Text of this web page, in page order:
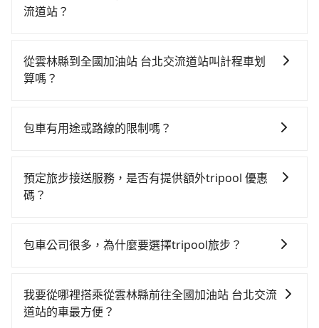
從最早06:21一直到22:32，嘉義-台北一天最多有59班次
達高鐵站後，步行進站、現場購票並於月台排隊的時間
約15分鐘，再乘坐67~101分鐘（平均89分）的高鐵從嘉
鐘、車費300元後，抵達全國加油站 台北交流道站 (台北
元。不過雲林縣領有合法執照的計程車僅有200多輛，計
程車的密度為雙北的0.4%，換句話說，臨時要叫小黃的
漫天喊價或恣意繞路。但如果全程使用tripool並到府專
擔10元車資，而且更會額外浪費時間在轉乘與等車上，
現在還不馬上來預約tripool！如果你是三人以下要乘
流道站？
時不需要閉目養神（因為要自己開車），最重要的是你
當天就要來回，那在雲林路邊可隨租隨借的iRent應該是
縣（北港鎮）到全國加油站 台北交流道站的花費預估為
時40元路邊停車費用預估進去，但額外的汽車保險與可
能的罰單都需自付。再者，和運的iRent只提供最基本的
或九人座可供選擇，而且無人租車最令人詬病的就是車
樣。另外，偶爾也會遇到明明已經預約了時間但上一位
用戶卻遲遲尚未歸還，又或者要還車時卻偏偏找不到停
從雲林縣到全國加油站 台北交流道站叫計程車划
算嗎？
灣大車隊。依照里程跳錶計算，價格約為5,015~6,000元
程車約200輛，計程車密度為雙北的0.4%，也就是說要
臨時叫到小黃的難度是台北或新北的300倍之多。再加上
雲林縣到全國加油站 台北交流道站的跳表小黃可能較為
$3,200。
包車有用途或路線的限制嗎？
灣任何地方，只要是長途交通且途中遵守台灣法律，無
論是清明掃墓、包車旅遊、參加喜宴/喪禮、就醫回診、
上下班，或者任何跨縣市接送的需求，tripool都能滿足
車後一週內寄出電子收據。
預定旅步接送服務，是否有提供額外tripool 優惠
碼？
折優惠，只需在預定去程時勾選下方選項：「預定來
包車公司很多，為什麼要選擇tripool旅步？
以依照您行程人數的需求進行選擇。此外，為確保您的
旅途安全無憂，我們的司機都是專業且可靠的職業駕
我要從哪裡搭乘從雲林縣前往全國加油站 台北交流
道站的車最方便？